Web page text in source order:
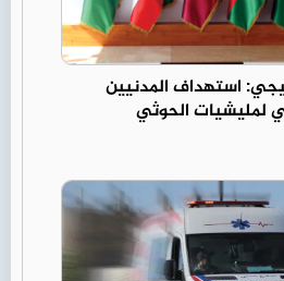
استهداف المدنيين
لمليشيات الحوثي